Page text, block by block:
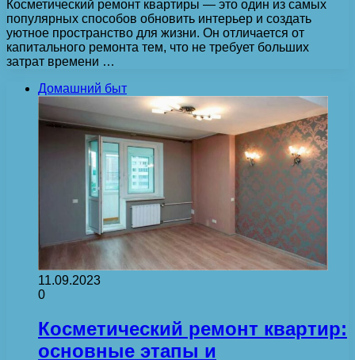
Косметический ремонт квартиры — это один из самых
популярных способов обновить интерьер и создать
уютное пространство для жизни. Он отличается от
капитального ремонта тем, что не требует больших
затрат времени …
Домашний быт
11.09.2023
0
Косметический ремонт квартир:
основные этапы и